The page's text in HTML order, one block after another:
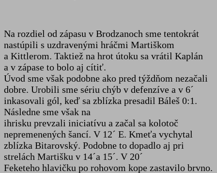
Na rozdiel od zápasu v Brodzanoch sme tentokrát
nastúpili s uzdravenými hráčmi Martiškom
a Kittlerom. Taktiež na hrot útoku sa vrátil Kaplán
a v zápase to bolo aj cítiť.
Úvod sme však podobne ako pred týždňom nezačali
dobre. Urobili sme sériu chýb v defenzíve a v 6´
inkasovali gól, keď sa zblízka presadil Báleš 0:1.
Následne sme však na
ihrisku prevzali iniciatívu a začal sa kolotoč
nepremenených šancí. V 12´ E. Kmeťa vychytal
zblízka Bitarovský. Podobne to dopadlo aj pri
strelách Martišku v 14´a 15´. V 20´
Feketeho hlavičku po rohovom kope zastavilo brvno.